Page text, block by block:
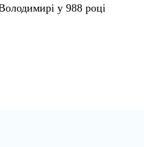
у 988 році